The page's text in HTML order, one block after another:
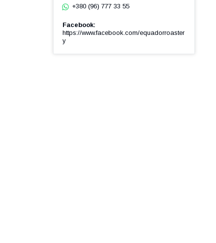
+380 (96) 777 33 55
Facebook
https://www.facebook.com/equadorroaster
y